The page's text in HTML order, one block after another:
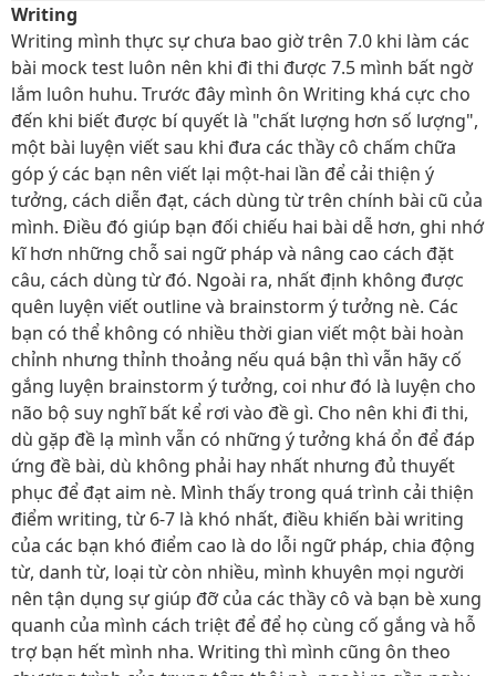
Writing
Writing mình thực sự chưa bao giờ trên 7.0 khi làm các
bài mock test luôn nên khi đi thi được 7.5 mình bất ngờ
lắm luôn huhu. Trước đây mình ôn Writing khá cực cho
đến khi biết được bí quyết là "chất lượng hơn số lượng",
một bài luyện viết sau khi đưa các thầy cô chấm chữa
góp ý các bạn nên viết lại một-hai lần để cải thiện ý
tưởng, cách diễn đạt, cách dùng từ trên chính bài cũ của
mình. Điều đó giúp bạn đối chiếu hai bài dễ hơn, ghi nhớ
kĩ hơn những chỗ sai ngữ pháp và nâng cao cách đặt
câu, cách dùng từ đó. Ngoài ra, nhất định không được
quên luyện viết outline và brainstorm ý tưởng nè. Các
bạn có thể không có nhiều thời gian viết một bài hoàn
chỉnh nhưng thỉnh thoảng nếu quá bận thì vẫn hãy cố
gắng luyện brainstorm ý tưởng, coi như đó là luyện cho
não bộ suy nghĩ bất kể rơi vào đề gì. Cho nên khi đi thi,
dù gặp đề lạ mình vẫn có những ý tưởng khá ổn để đáp
ứng đề bài, dù không phải hay nhất nhưng đủ thuyết
phục để đạt aim nè. Mình thấy trong quá trình cải thiện
điểm writing, từ 6-7 là khó nhất, điều khiến bài writing
của các bạn khó điểm cao là do lỗi ngữ pháp, chia động
từ, danh từ, loại từ còn nhiều, mình khuyên mọi người
nên tận dụng sự giúp đỡ của các thầy cô và bạn bè xung
quanh của mình cách triệt để để họ cùng cố gắng và hỗ
trợ bạn hết mình nha. Writing thì mình cũng ôn theo